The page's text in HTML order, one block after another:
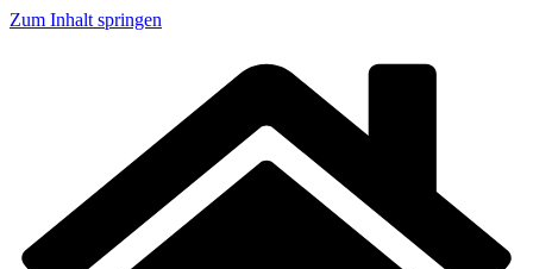
Zum Inhalt springen